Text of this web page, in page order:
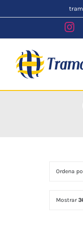
to
Ordena
Mostrar